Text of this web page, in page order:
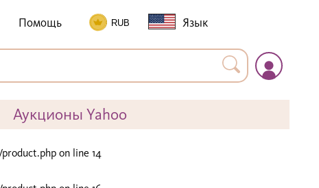
Помощь Язык
Аукционы Yahoo
on line 14